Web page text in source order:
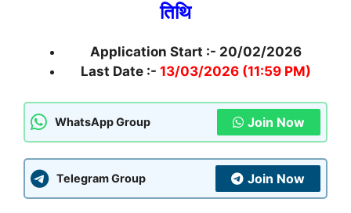
तिथि
Application Start :- 20/02/2026
Last Date :- 13/03/2026 (11:59 PM)
WhatsApp Group Join Now
Telegram Group Join Now